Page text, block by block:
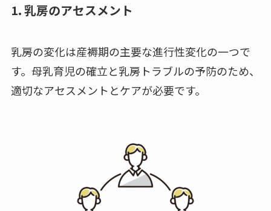
1. 乳房のアセスメント
乳房の変化は産褥期の主要な進行性変化の一つで
す。母乳育児の確立と乳房トラブルの予防のため、
適切なアセスメントとケアが必要です。